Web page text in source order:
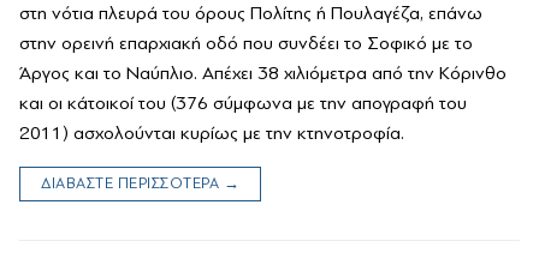
στη νότια πλευρά του όρους Πολίτης ή Πουλαγέζα, επάνω
στην ορεινή επαρχιακή οδό που συνδέει το Σοφικό με το
Άργος και το Ναύπλιο. Απέχει 38 χιλιόμετρα από την Κόρινθο
και οι κάτοικοί του (376 σύμφωνα με την απογραφή του
2011) ασχολούνται κυρίως με την κτηνοτροφία.
ΔΙΑΒΑΣΤΕ ΠΕΡΙΣΣΟΤΕΡΑ →